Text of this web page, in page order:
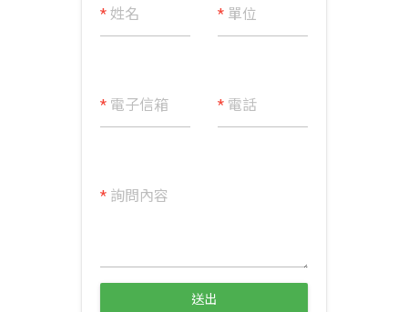
*姓名 * 單位
*電子信箱 * 電話
*詢問內容
送出